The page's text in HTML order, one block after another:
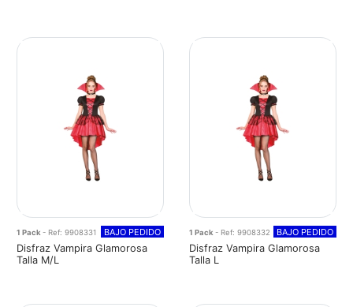
1 Pack - Ref: 9908331 BAJO PEDIDO
Disfraz Vampira Glamorosa
Talla M/L
1 Pack - Ref: 9908332 BAJO PEDIDO
Disfraz Vampira Glamorosa
Talla L